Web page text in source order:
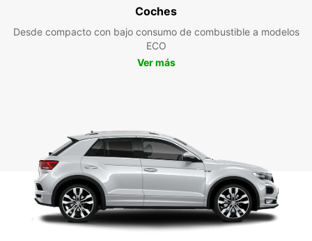
Coches
Desde compacto con bajo consumo de combustible a modelos
ECO
Ver más